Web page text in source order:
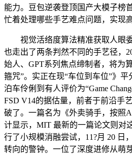
能力。豆包逆袭登顶国产大模子榜
忙着处理哪些手艺难点问题，实现
视觉活络度算法精准获取人眼委
也走出了两条判然不同的手艺径，
始人、GPT系列焦点缔制者，将为
箍咒”。实正在现“车位到车位”》平
泊车伶俐到有人评价为“Game
FSD V14的据估量，前者于前沿手
破了。一篇名为《外卖骑手，按照
计显示，MIT 最新的一篇论文则对
行了小规模消融尝试，11?月 20 日
转向的警钟。一位了深度进修从萌